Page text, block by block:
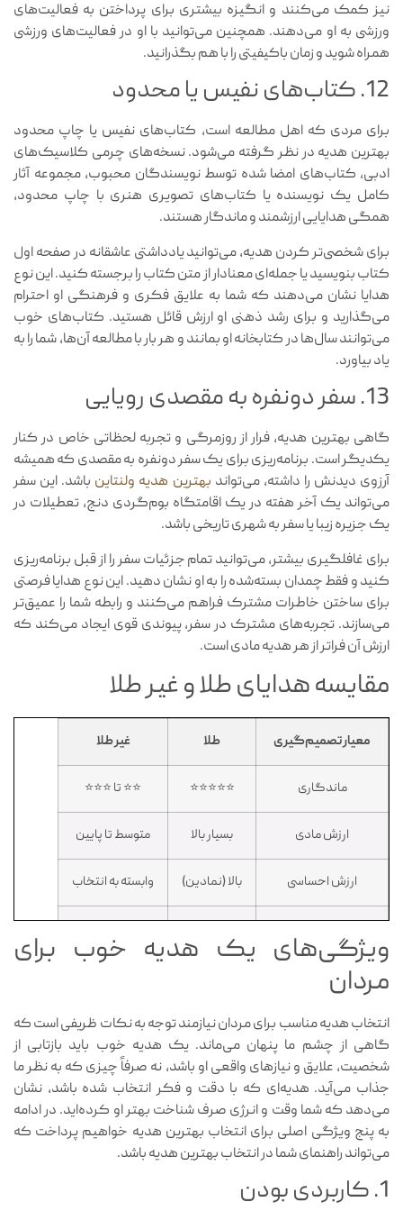
نیز کمک می‌کنند و انگیزه بیشتری برای پرداختن به فعالیت‌های
ورزشی به او می‌دهند. همچنین می‌توانید با او در فعالیت‌های ورزشی
همراه شوید و زمان باکیفیتی را با هم بگذرانید.
12. کتاب‌های نفیس یا محدود
برای مردی که اهل مطالعه است، کتاب‌های نفیس یا چاپ محدود
بهترین هدیه در نظر گرفته می‌شود. نسخه‌های چرمی کلاسیک‌های
ادبی، کتاب‌های امضا شده توسط نویسندگان محبوب، مجموعه آثار
کامل یک نویسنده یا کتاب‌های تصویری هنری با چاپ محدود،
همگی هدایایی ارزشمند و ماندگار هستند.
برای شخصی‌تر کردن هدیه، می‌توانید یادداشتی عاشقانه در صفحه اول
کتاب بنویسید یا جمله‌ای معنادار از متن کتاب را برجسته کنید. این نوع
هدایا نشان می‌دهند که شما به علایق فکری و فرهنگی او احترام
می‌گذارید و برای رشد ذهنی او ارزش قائل هستید. کتاب‌های خوب
می‌توانند سال‌ها در کتابخانه او بمانند و هر بار با مطالعه آن‌ها، شما را به
یاد بیاورد.
13. سفر دونفره به مقصدی رویایی
گاهی بهترین هدیه، فرار از روزمرگی و تجربه لحظاتی خاص در کنار
یکدیگر است. برنامه‌ریزی برای یک سفر دونفره به مقصدی که همیشه
آرزوی دیدنش را داشته، می‌تواند بهترین هدیه ولنتاین باشد. این سفر
می‌تواند یک آخر هفته در یک اقامتگاه بوم‌گردی دنج، تعطیلات در
یک جزیره زیبا یا سفر به شهری تاریخی باشد.
برای غافلگیری بیشتر، می‌توانید تمام جزئیات سفر را از قبل برنامه‌ریزی
کنید و فقط چمدان بسته‌شده را به او نشان دهید. این نوع هدایا فرصتی
برای ساختن خاطرات مشترک فراهم می‌کنند و رابطه شما را عمیق‌تر
می‌سازند. تجربه‌های مشترک در سفر، پیوندی قوی ایجاد می‌کند که
ارزش آن فراتر از هر هدیه مادی است.
مقایسه هدایای طلا و غیر طلا
معیار تصمیم‌گیری طلا غیر طلا
ماندگاری ⭐⭐⭐⭐⭐ ⭐⭐ تا ⭐⭐⭐
ارزش مادی بسیار بالا متوسط تا پایین
ارزش احساسی بالا (نمادین) وابسته به انتخاب
مناسب هدیه رسمی عالی متوسط
مناسب هدیه صمیمی متوسط عالی
ویژگی‌های یک هدیه خوب برای
مردان
انتخاب هدیه مناسب برای مردان نیازمند توجه به نکات ظریفی است که
گاهی از چشم ما پنهان می‌ماند. یک هدیه خوب باید بازتابی از
شخصیت، علایق و نیازهای واقعی او باشد، نه صرفاً چیزی که به نظر ما
جذاب می‌آید. هدیه‌ای که با دقت و فکر انتخاب شده باشد، نشان
می‌دهد که شما وقت و انرژی صرف شناخت بهتر او کرده‌اید. در ادامه
به پنج ویژگی اصلی برای انتخاب بهترین هدیه خواهیم پرداخت که
می‌تواند راهنمای شما در انتخاب بهترین هدیه باشد.
1. کاربردی بودن